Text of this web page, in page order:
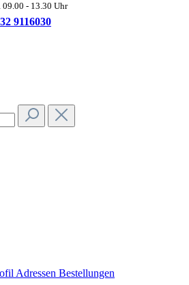
09.00 - 13.30 Uhr
9116030
Adressen Bestellungen